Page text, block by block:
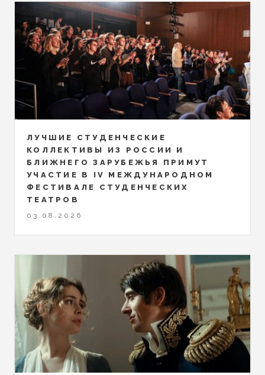
ЛУЧШИЕ СТУДЕНЧЕСКИЕ
КОЛЛЕКТИВЫ ИЗ РОССИИ И
БЛИЖНЕГО ЗАРУБЕЖЬЯ ПРИМУТ
УЧАСТИЕ В IV МЕЖДУНАРОДНОМ
ФЕСТИВАЛЕ СТУДЕНЧЕСКИХ
ТЕАТРОВ
03.08.2026